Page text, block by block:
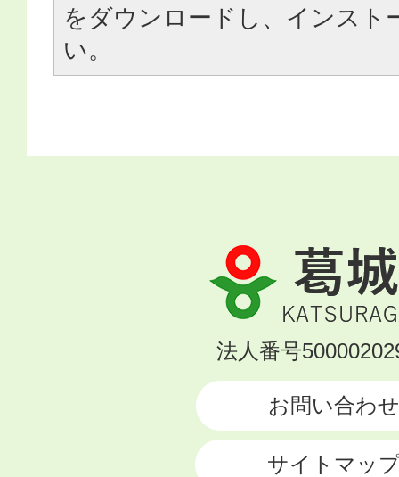
をダウンロードし、インスト
い。
葛
城
市
KATSURAGI
法人番号
お問い合わせ
サイトマッ